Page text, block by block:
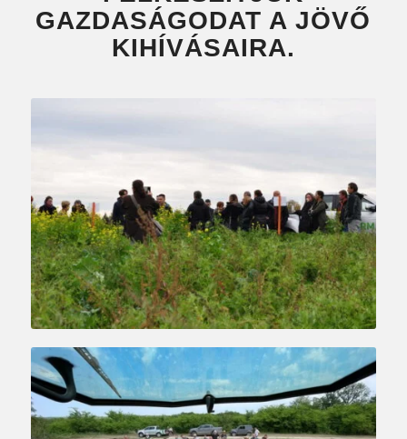
GAZDASÁGODAT A JÖVŐ
KIHÍVÁSAIRA.